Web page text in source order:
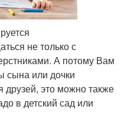
не только с
А потому Вам
сына или дочки
друзей, это можно также
в детский сад или